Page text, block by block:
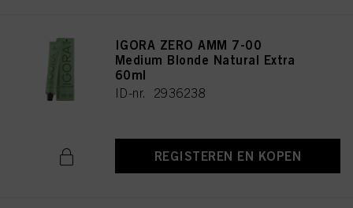
IGORA ZERO AMM 7-00
Medium Blonde Natural Extra
60ml
ID-nr. 2936238
REGISTEREN EN KOPEN